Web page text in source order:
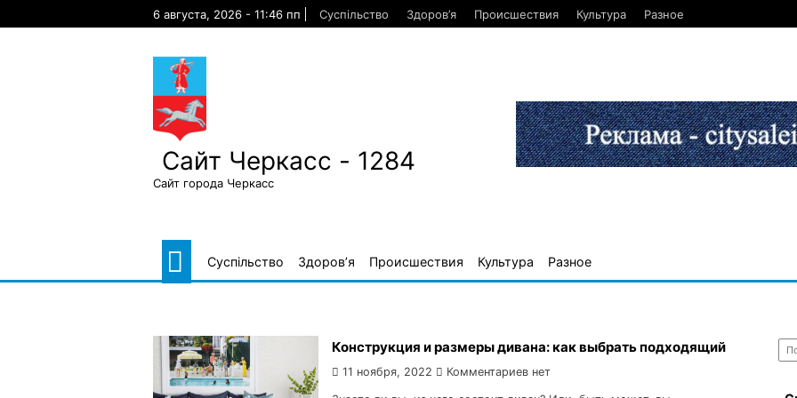
6 августа, 2026 - 11:46 пп Суспільство Здоров’я Происшествия Культура Разное
Сайт Черкасс - 1284
Сайт города Черкасс
Суспільство Здоров’я Происшествия Культура Разное
Конструкция и размеры дивана: как выбрать подходящий
11 ноября, 2022 Комментариев нет